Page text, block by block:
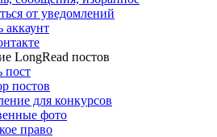
от уведомлений
аккаунт
LongRead постов
пост
постов
для конкурсов
фото
право